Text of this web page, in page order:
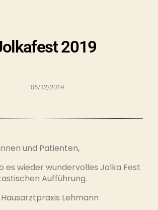
2019
06/12/2019
und Patienten,
es wieder wundervolles Jolka Fest
Aufführung.
Lehmann